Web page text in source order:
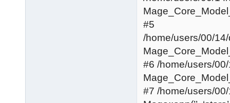
#5
/home/users/00/
#6 /home/users/
#7 /home/users/